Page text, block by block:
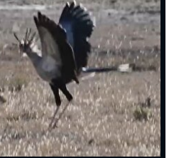
دعای روز ششم ماه رمضان؛ ۵ اسفند ۱۴۰۴
دعای روز پنجم ماه رمضان؛ ۴ اسفند ۱۴۰۴
دعای روز چهارم ماه مبارک رمضان؛ ۳ اسفند ۱۴۰۴
دعای روز سوم ماه مبارک رمضان؛ ۱۴ اسفند ۱۴۰۴
دعای روز دوم ماه مبارک رمضان ۱ اسفند ماه ۱۴۰۴
دعای روز اول ماه مبارک رمضان، ۳۰ بهمن ۱۴۰۴
حضرت زینب(س) چگونه از دنیا رفت؟
بهترین پیامک تبریک روز پدر ۱۴۰۴؛ جملات زیبا و صمیمانه